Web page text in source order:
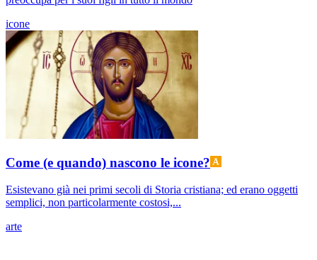
icone
Come (e quando) nascono le icone?
Esistevano già nei primi secoli di Storia cristiana; ed erano oggetti
semplici, non particolarmente costosi,...
arte